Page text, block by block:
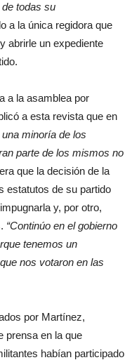
de todas su
a la única regidora que
abrirle un expediente
a la asamblea por
a esta revista que en
una minoría de los
parte de los mismos no
que la decisión de la
estatutos de su partido
y, por otro,
“Continúo en el gobierno
tenemos un
nos votaron en las
por Martínez,
prensa en la que
habían participado